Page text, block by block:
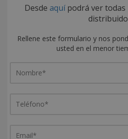
Desde aquípodrá ver todas
Rellene este formulario y nos
usted en el menor